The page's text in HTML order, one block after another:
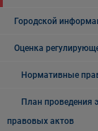
Городской
Оценка
Нормативные
План проведения
правовых актов